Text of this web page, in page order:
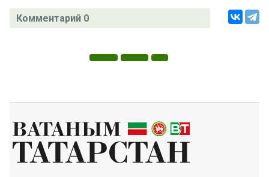
Комментарий 0